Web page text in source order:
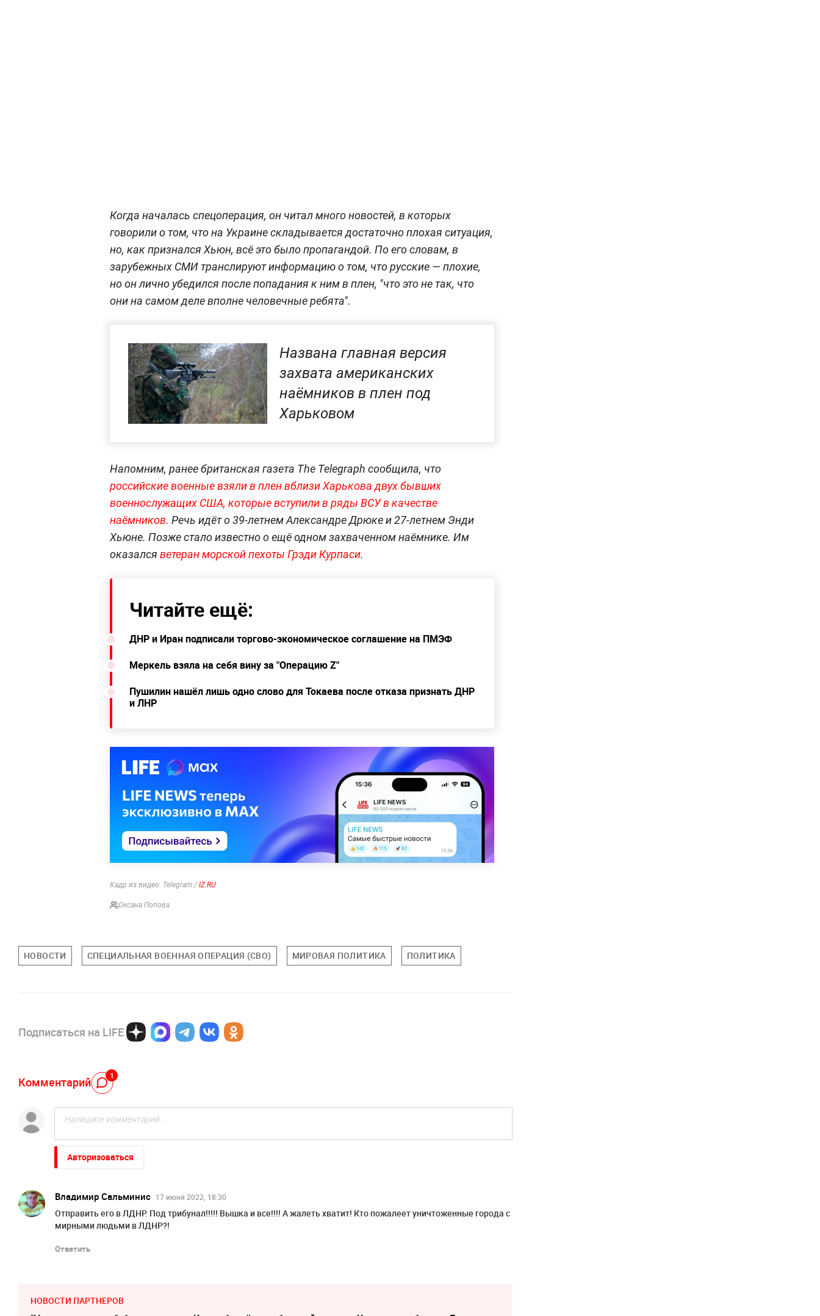
Когда началась спецоперация, он читал много новостей, в которых
говорили о том, что на Украине складывается достаточно плохая ситуация,
но, как признался Хьюн, всё это было пропагандой. По его словам, в
зарубежных СМИ транслируют информацию о том, что русские — плохие,
но он лично убедился после попадания к ним в плен, "что это не так, что
они на самом деле вполне человечные ребята".
Названа главная версия
захвата американских
наёмников в плен под
Харьковом
Напомним, ранее британская газета The Telegraph сообщила, что
российские военные взяли в плен вблизи Харькова двух бывших
военнослужащих США, которые вступили в ряды ВСУ в качестве
наёмников. Речь идёт о 39-летнем Александре Дрюке и 27-летнем Энди
Хьюне. Позже стало известно о ещё одном захваченном наёмнике. Им
оказался ветеран морской пехоты Грэди Курпаси.
Читайте ещё:
ДНР и Иран подписали торгово-экономическое соглашение на ПМЭФ
Меркель взяла на себя вину за "Операцию Z"
Пушилин нашёл лишь одно слово для Токаева после отказа признать ДНР
и ЛНР
Кадр из видео. Telegram / IZ.RU
Оксана Попова
НОВОСТИ СПЕЦИАЛЬНАЯ ВОЕННАЯ ОПЕРАЦИЯ (СВО) МИРОВАЯ ПОЛИТИКА ПОЛИТИКА
Подписаться на LIFE
Комментарий 1
Авторизоваться
Владимир Сальминис 17 июня 2022, 18:30
Отправить его в ЛДНР. Под трибунал!!!!! Вышка и все!!!! А жалеть хватит! Кто пожалеет уничтоженные города с
мирными людьми в ЛДНР?!
Ответить
НОВОСТИ ПАРТНЕРОВ